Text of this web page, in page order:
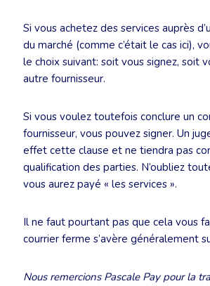
Si vous achetez des services auprès
du marché (comme c’était le cas ici),
le choix suivant: soit vous signez, soit
autre fournisseur.
Si vous voulez toutefois conclure un
fournisseur, vous pouvez signer. Un
effet cette clause et ne tiendra pas
qualification des parties. N’oubliez
vous aurez payé « les services ».
Il ne faut pourtant pas que cela vous
courrier ferme s’avère généralement
Nous remercions Pascale Pay pour la